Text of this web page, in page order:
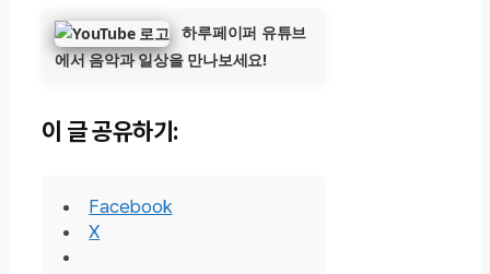
하루페이퍼 유튜브
에서 음악과 일상을 만나보세요!
이 글 공유하기:
Facebook
X